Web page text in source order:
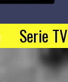
Serie TV